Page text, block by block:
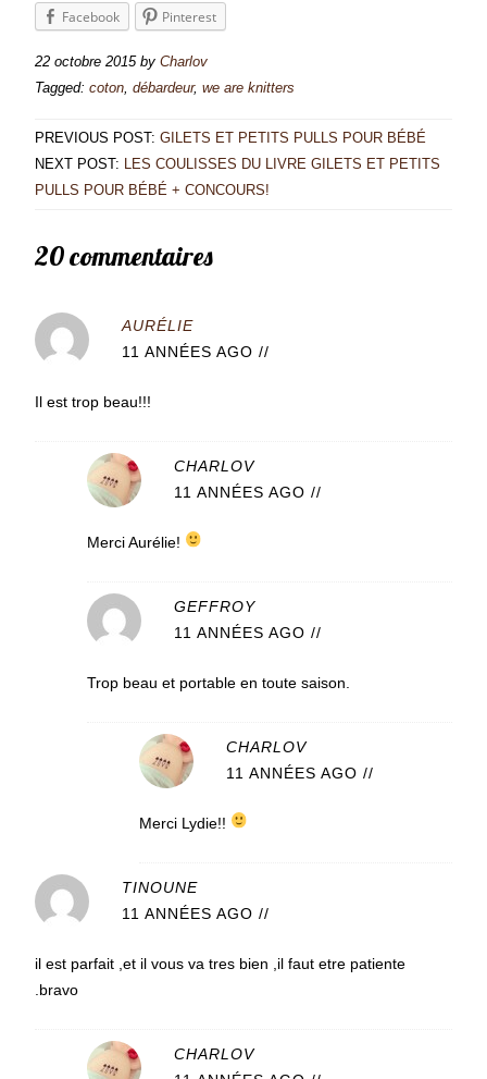
Facebook Pinterest
22 octobre 2015by Charlov
Tagged: coton débardeur, we are knitters
PREVIOUS POST: GILETS ET PETITS PULLS POUR BÉBÉ
NEXT POST: LES COULISSES DU LIVRE GILETS ET PETITS
PULLS POUR BÉBÉ + CONCOURS!
20 commentaires
AURÉLIE
11 ANNÉES AGO //
Il est trop beau!!!
CHARLOV
11 ANNÉES AGO //
Merci Aurélie!
GEFFROY
11 ANNÉES AGO //
Trop beau et portable en toute saison.
CHARLOV
11 ANNÉES AGO //
Merci Lydie!!
TINOUNE
11 ANNÉES AGO //
il est parfait ,et il vous va tres bien ,il faut etre patiente
.bravo
CHARLOV